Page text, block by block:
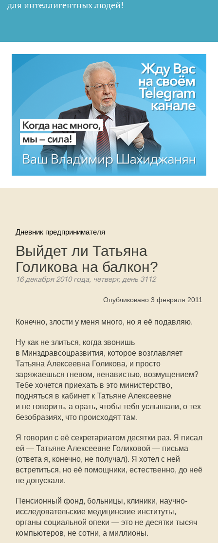
для интеллигентных людей!
Дневник предпринимателя
Выйдет ли Татьяна
Голикова на балкон?
16 декабря 2010 года, четверг, день 3112
Опубликовано 3 февраля 2011
Конечно, злости у меня много, но я её подавляю.
Ну как не злиться, когда звонишь
в Минздравсоцразвития, которое возглавляет
Татьяна Алексеевна Голикова, и просто
заряжаешься гневом, ненавистью, возмущением?
Тебе хочется приехать в это министерство,
подняться в кабинет к Татьяне Алексеевне
и не говорить, а орать, чтобы тебя услышали, о тех
безобразиях, что происходят там.
Я говорил с её секретариатом десятки раз. Я писал
ей — Татьяне Алексеевне Голиковой — письма
(ответа я, конечно, не получал). Я хотел с ней
встретиться, но её помощники, естественно, до неё
не допускали.
Пенсионный фонд, больницы, клиники, научно-
исследовательские медицинские институты,
органы социальной опеки — это не десятки тысяч
компьютеров, не сотни, а миллионы.